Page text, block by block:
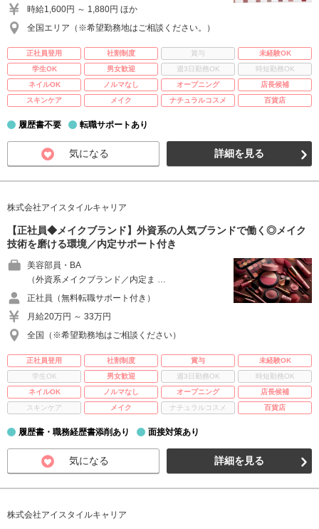
時給1,600円 ～ 1,880円 ほか
全国エリア（※希望勤務地はご相談ください。）
正社員登用 社割制度 賞与
未経験OK
学生OK
男女歓迎 週3日勤務OK
時短勤務OK
ネイルOK
ノルマなし オープニング
店長候補
スキンケア
メイク ナチュラルコスメ 百貨店
履歴書不要 転職サポートあり
気になる 詳細を見る
株式会社アイスタイルキャリア
【正社員◆メイクブランド】外資系の人気ブランドで働く◎メイク
技術を磨ける環境／内定サポート付き
美容部員・BA
（外資系メイクブランド／内定ま …
正社員（無料転職サポート付き）
月給20万円 ～ 33万円
全国（※希望勤務地はご相談ください）
正社員登用 社割制度 賞与
未経験OK
学生OK
男女歓迎 週3日勤務OK
時短勤務OK
ネイルOK
ノルマなし オープニング
店長候補
スキンケア
メイク ナチュラルコスメ 百貨店
履歴書・職務経歴書添削あり 面接対策あり
気になる 詳細を見る
株式会社アイスタイルキャリア